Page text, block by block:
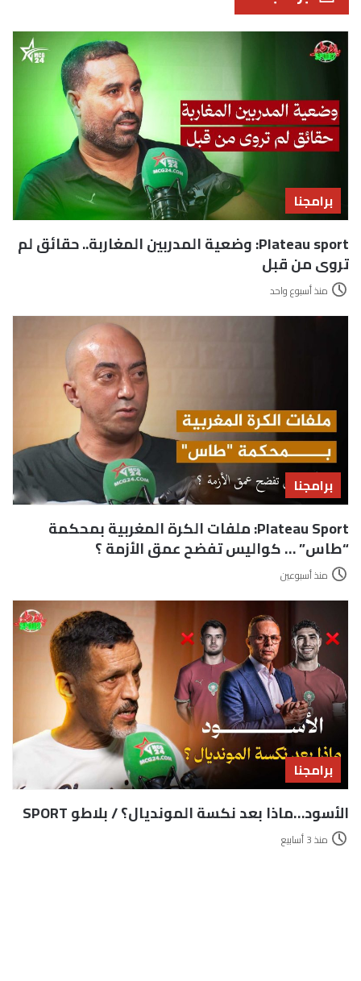
برامجنا
Plateau sport: وضعية المدربين المغاربة.. حقائق لم
تروى من قبل
منذ أسبوع واحد
برامجنا
Plateau Sport: ملفات الكرة المغربية بمحكمة
“طاس” … كواليس تفضح عمق الأزمة ؟
منذ أسبوعين
برامجنا
الأسود…ماذا بعد نكسة المونديال؟ / بلاطو SPORT
منذ 3 أسابيع